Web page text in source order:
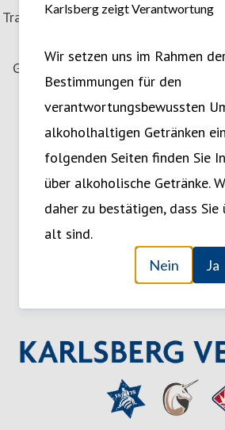
Karlsberg zeigt Verantwortung
Wir setzen uns im Rahmen
Bestimmungen für den
verantwortungsbewussten
alkoholhaltigen Getränken
folgenden Seiten finden Sie
über alkoholische Getränke.
daher zu bestätigen, dass Sie
alt sind.
Nein Ja
Mehr anzeigen
Tradition und Innovation sind seit
Gespür für Trends hat sich das
den vergangenen Jahren zu
Markensortimenter
Heute ist Karlsberg Teil eines
Die Unternehmen des Karlsberg
Mitarbeiterinnen und Mitarbeitern
Dienstleistungen rund um den
Tief verwurzelt mit der Geschichte
Region hat jedes Verbunds-